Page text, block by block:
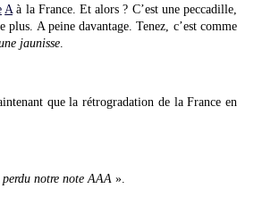
A à la France. Et alors ? C’est une peccadille,
A peine davantage. Tenez, c’est comme
jaunisse
que la rétrogradation de la France en
notre note AAA ».